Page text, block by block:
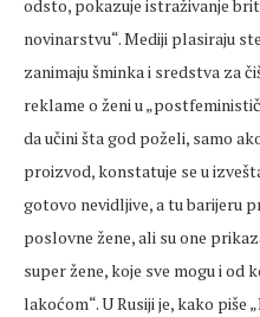
odsto, pokazuje istraživanje
novinarstvu“. Mediji plasiraju
zanimaju šminka i sredstva za
reklame o ženi u
da učini šta god poželi, samo
proizvod, konstatuje se u
gotovo nevidljive, a tu barijeru
poslovne žene, ali su one
super žene, koje sve mogu i od
lakoćom“. U Rusiji je, kako piše